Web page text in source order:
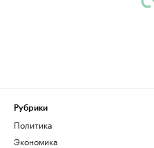
Рубрики
Политика
Экономика